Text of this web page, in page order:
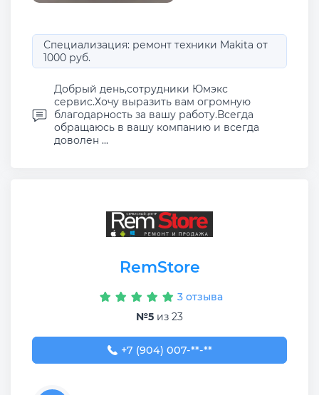
Специализация: ремонт техники Makita от
1000 руб.
Добрый день,сотрудники Юмэкс
сервис.Хочу выразить вам огромную
благодарность за вашу работу.Всегда
обращаюсь в вашу компанию и всегда
доволен ...
RemStore
3 отзыва
№5 из 23
+7 (904) 007-41-11
+7 (904) 007-**-**